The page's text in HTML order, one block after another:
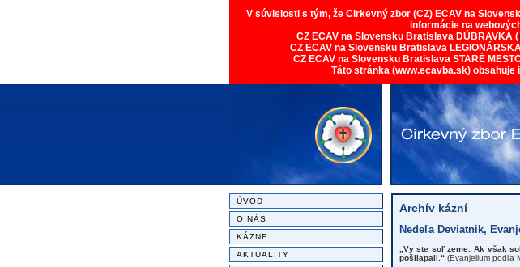
V súvislosti s tým, že Cirkevný zbor (CZ) ECAV na
informácie na
CZ ECAV na Slovensku Bratislava DÚBRAVKA (
CZ ECAV na Slovensku Bratislava
CZ ECAV na Slovensku Bratislava STARÉ
Táto stránka (www.ecavba.sk)
ÚVOD
O NÁS
KÁZNE
AKTUALITY
Archív kázní
Nedeľa Deviatnik,
„Vy ste soľ zeme. Ak však
pošliapali.“(Evanjelium podľa